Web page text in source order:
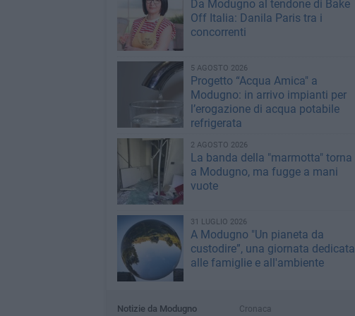
Da Modugno al tendone di Bake
Off Italia: Danila Paris tra i
concorrenti
5 AGOSTO 2026
Progetto “Acqua Amica" a
Modugno: in arrivo impianti per
l’erogazione di acqua potabile
refrigerata
2 AGOSTO 2026
La banda della "marmotta" torna
a Modugno, ma fugge a mani
vuote
31 LUGLIO 2026
A Modugno "Un pianeta da
custodire”, una giornata dedicata
alle famiglie e all'ambiente
Notizie da Modugno Cronaca